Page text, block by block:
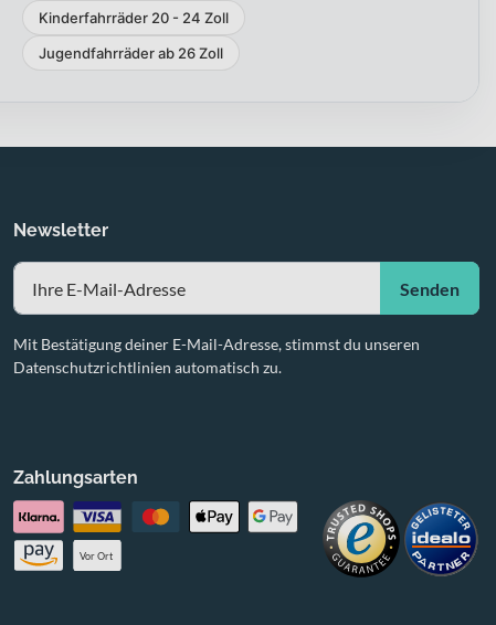
Kinderfahrräder 20 - 24 Zoll
Jugendfahrräder ab 26 Zoll
Newsletter
Senden
Mit Bestätigung deiner E-Mail-Adresse, stimmst du unseren
Datenschutzrichtlinien automatisch zu.
Zahlungsarten
Vor Ort